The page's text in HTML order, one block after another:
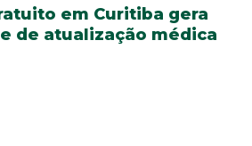
em Curitiba gera
de atualização médica